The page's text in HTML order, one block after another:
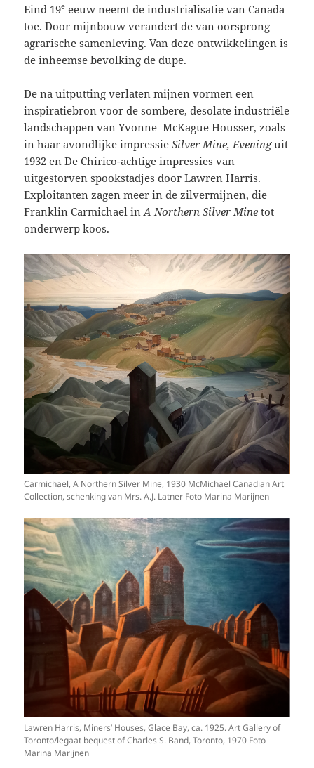
Eind 19e eeuw neemt de industrialisatie van Canada
toe. Door mijnbouw verandert de van oorsprong
agrarische samenleving. Van deze ontwikkelingen is
de inheemse bevolking de dupe.
De na uitputting verlaten mijnen vormen een
inspiratiebron voor de sombere, desolate industriële
landschappen van Yvonne McKague Housser, zoals
in haar avondlijke impressieSilver Mine, Eveninguit
1932 en De Chirico-achtige impressies van
uitgestorven spookstadjes door Lawren Harris.
Exploitanten zagen meer in de zilvermijnen, die
Franklin Carmichael inA Northern Silver Minetot
onderwerp koos.
Carmichael, A Northern Silver Mine, 1930 McMichael Canadian Art
Collection, schenking van Mrs. A.J. Latner Foto Marina Marijnen
Lawren Harris, Miners’ Houses, Glace Bay, ca. 1925. Art Gallery of
Toronto/legaat bequest of Charles S. Band, Toronto, 1970 Foto
Marina Marijnen